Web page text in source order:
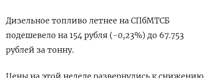
Дизельное топливо летнее на СПбМТСБ
подешевело на 154 рубля (-0,23%) до 67.753
рублей за тонну.